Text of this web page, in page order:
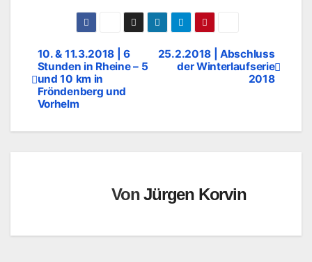
Beitragsnavigation25.2.2018 | Abschluss
der Winterlaufserie
2018
10. & 11.3.2018 | 6
Stunden in Rheine – 5
und 10 km in
Fröndenberg und
Vorhelm
VonJürgen Korvin